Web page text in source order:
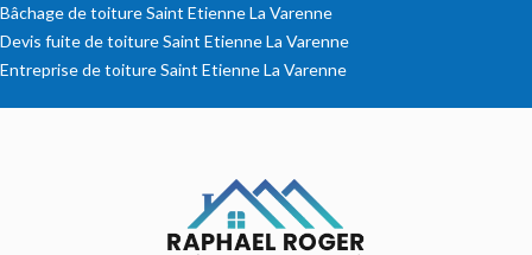
Bâchage de toiture Saint Etienne La Varenne
Devis fuite de toiture Saint Etienne La Varenne
Entreprise de toiture Saint Etienne La Varenne